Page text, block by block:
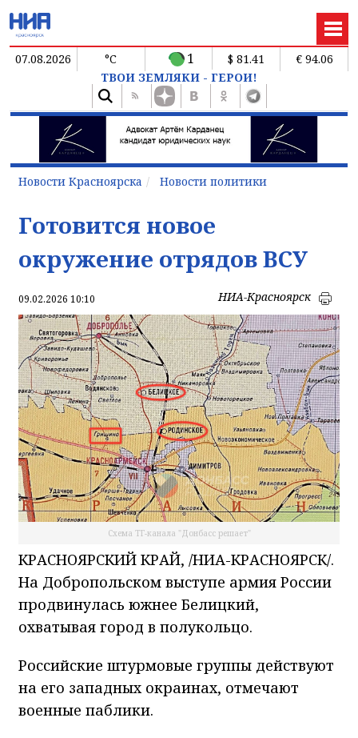
07.08.2026 °C 1 $ 81.41
€ 94.06
ТВОИ ЗЕМЛЯКИ - ГЕРОИ!
Новости Красноярска Новости политики
Готовится новое
окружение отрядов ВСУ
09.02.2026 10:10 НИА-Красноярск
Схема ТГ-канала "Донбасс решает"
КРАСНОЯРСКИЙ КРАЙ, /НИА-КРАСНОЯРСК/.
На Добропольском выступе армия России
продвинулась южнее Белицкий,
охватывая город в полукольцо.
Российские штурмовые группы действуют
на его западных окраинах, отмечают
военные паблики.